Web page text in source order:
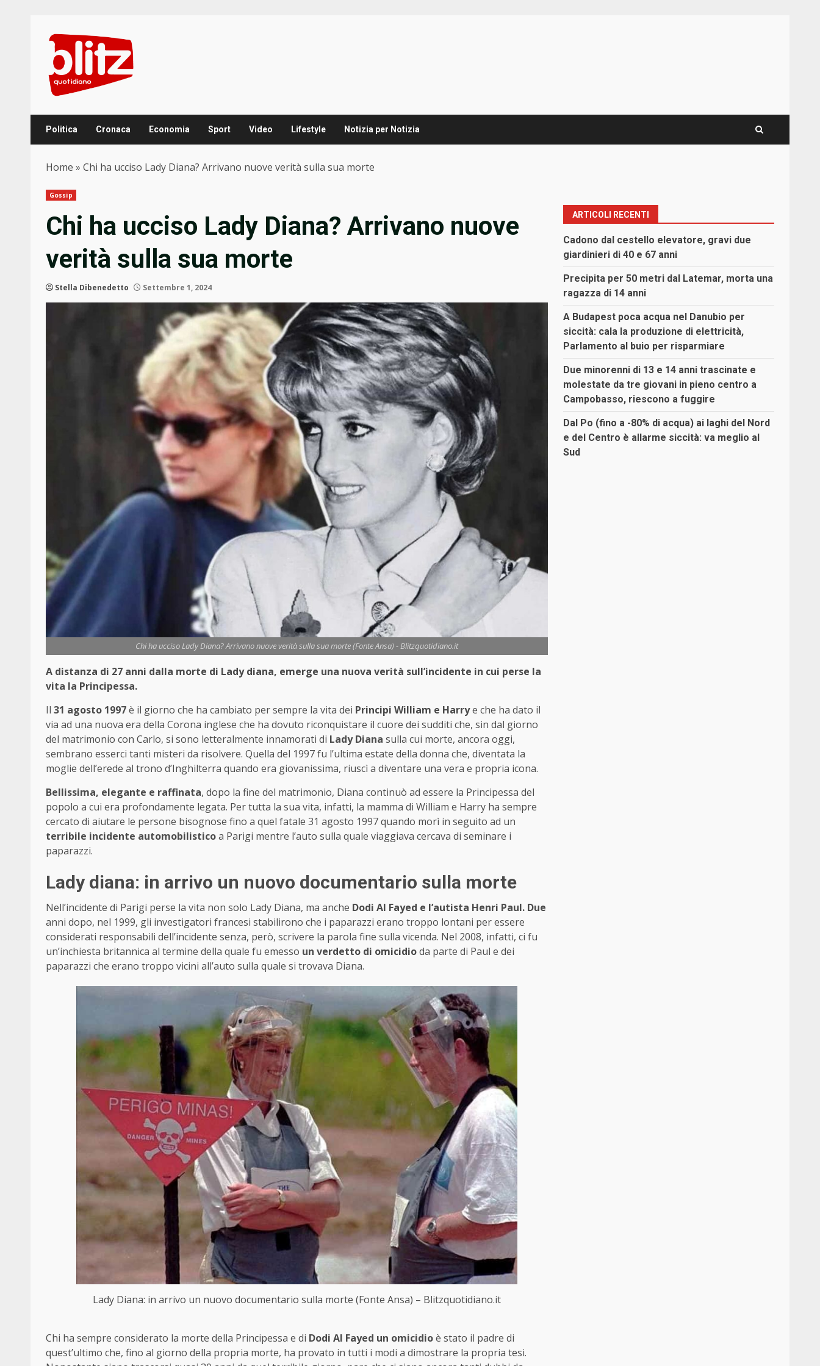
content
Politica Cronaca Economia Sport Video Lifestyle Notizia per Notizia
Home » Chi ha ucciso Lady Diana? Arrivano nuove verità sulla sua morte
Gossip
Chi ha ucciso Lady Diana? Arrivano nuove
verità sulla sua morte
Stella Dibenedetto Settembre 1, 2024
Chi ha ucciso Lady Diana? Arrivano nuove verità sulla sua morte (Fonte Ansa) - Blitzquotidiano.it
A distanza di 27 anni dalla morte di Lady diana, emerge una nuova verità sull’incidente in cui perse la
vita la Principessa.
Il 31 agosto 1997è il giorno che ha cambiato per sempre la vita dei Principi William e Harrye che ha dato il
via ad una nuova era della Corona inglese che ha dovuto riconquistare il cuore dei sudditi che, sin dal giorno
del matrimonio con Carlo, si sono letteralmente innamorati di Lady Diana sulla cui morte, ancora oggi,
sembrano esserci tanti misteri da risolvere. Quella del 1997 fu l’ultima estate della donna che, diventata la
moglie dell’erede al trono d’Inghilterra quando era giovanissima, riuscì a diventare una vera e propria icona.
Bellissima, elegante e raffinata, dopo la fine del matrimonio, Diana continuò ad essere la Principessa del
popolo a cui era profondamente legata. Per tutta la sua vita, infatti, la mamma di William e Harry ha sempre
cercato di aiutare le persone bisognose fino a quel fatale 31 agosto 1997 quando morì in seguito ad un
terribile incidente automobilisticoa Parigi mentre l’auto sulla quale viaggiava cercava di seminare i
paparazzi.
Lady diana: in arrivo un nuovo documentario sulla morte
Nell’incidente di Parigi perse la vita non solo Lady Diana, ma anche Dodi Al Fayed e l’autista Henri Paul. Due
anni dopo, nel 1999, gli investigatori francesi stabilirono che i paparazzi erano troppo lontani per essere
considerati responsabili dell’incidente senza, però, scrivere la parola fine sulla vicenda. Nel 2008, infatti, ci fu
un’inchiesta britannica al termine della quale fu emesso un verdetto di omicidioda parte di Paul e dei
paparazzi che erano troppo vicini all’auto sulla quale si trovava Diana.
Lady Diana: in arrivo un nuovo documentario sulla morte (Fonte Ansa) – Blitzquotidiano.it
Chi ha sempre considerato la morte della Principessa e di Dodi Al Fayed un omicidioè stato il padre di
quest’ultimo che, fino al giorno della propria morte, ha provato in tutti i modi a dimostrare la propria tesi.
ARTICOLI RECENTI
Cadono dal cestello elevatore, gravi due
giardinieri di 40 e 67 anni
Precipita per 50 metri dal Latemar, morta una
ragazza di 14 anni
A Budapest poca acqua nel Danubio per
siccità: cala la produzione di elettricità,
Parlamento al buio per risparmiare
Due minorenni di 13 e 14 anni trascinate e
molestate da tre giovani in pieno centro a
Campobasso, riescono a fuggire
Dal Po (fino a -80% di acqua) ai laghi del Nord
e del Centro è allarme siccità: va meglio al
Sud